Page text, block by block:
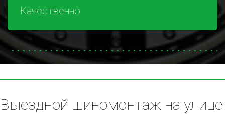
Качественно
Выездной шиномонтаж на улице